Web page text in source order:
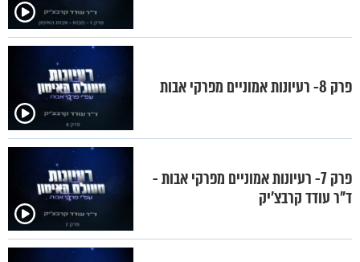
פרק 8- רעיונות אמוניים מפרקי אבות
פרק 7- רעיונות אמוניים מפרקי אבות -
ד"ר עודד קרבצ'יק